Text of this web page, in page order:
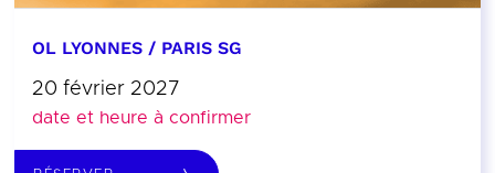
OL LYONNES / PARIS SG
20 février 2027
date et heure à confirmer